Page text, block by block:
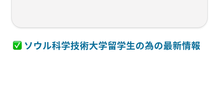
ソウル科学技術大学留学生の為の最新情報